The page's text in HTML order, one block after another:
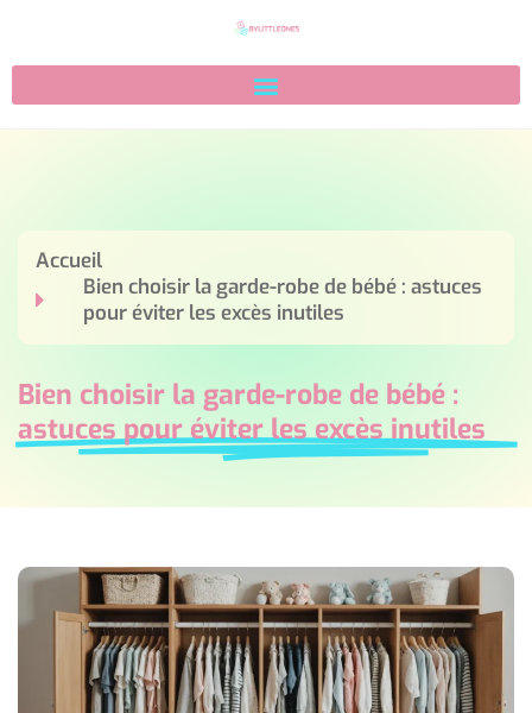
Accueil
Bien choisir la garde-robe de bébé : astuces
pour éviter les excès inutiles
Bien choisir la garde-robe de bébé :
astuces pour éviter les excès inutiles